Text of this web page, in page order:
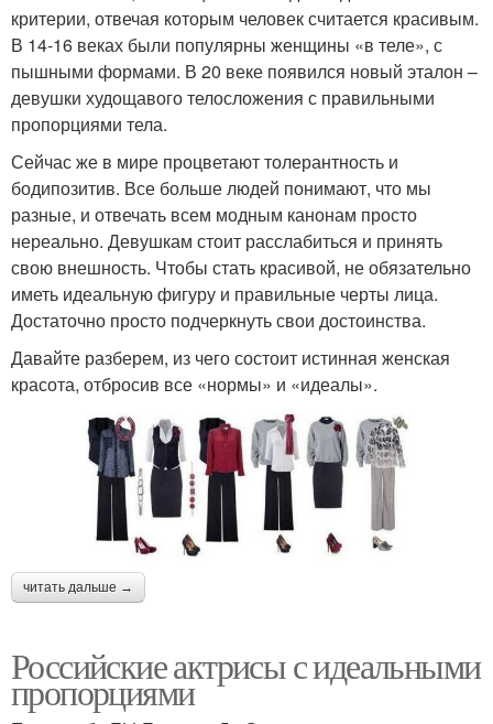
критерии, отвечая которым человек считается красивым.
В 14-16 веках были популярны женщины «в теле», с
пышными формами. В 20 веке появился новый эталон –
девушки худощавого телосложения с правильными
пропорциями тела.
Сейчас же в мире процветают толерантность и
бодипозитив. Все больше людей понимают, что мы
разные, и отвечать всем модным канонам просто
нереально. Девушкам стоит расслабиться и принять
свою внешность. Чтобы стать красивой, не обязательно
иметь идеальную фигуру и правильные черты лица.
Достаточно просто подчеркнуть свои достоинства.
Давайте разберем, из чего состоит истинная женская
красота, отбросив все «нормы» и «идеалы».
читать дальше →
Российские актрисы с идеальными
пропорциями